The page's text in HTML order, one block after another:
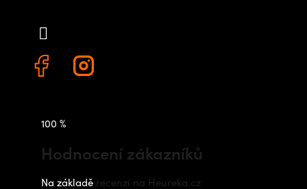
100 %
Hodnocení zákazníků
Na základě recenzí na Heureka.cz